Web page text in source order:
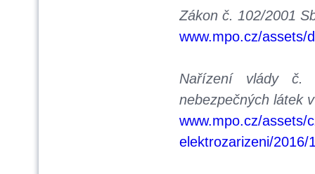
Zákon č. 102/2001
www.mpo.cz/assets/
Nařízení vlády č.
nebezpečných látek
www.mpo.cz/assets/
elektrozarizeni/2016/